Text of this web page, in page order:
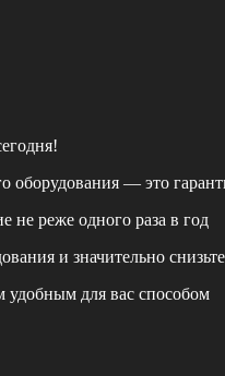
оборудования — это
не реже одного раза в год
и значительно
удобным для вас способом